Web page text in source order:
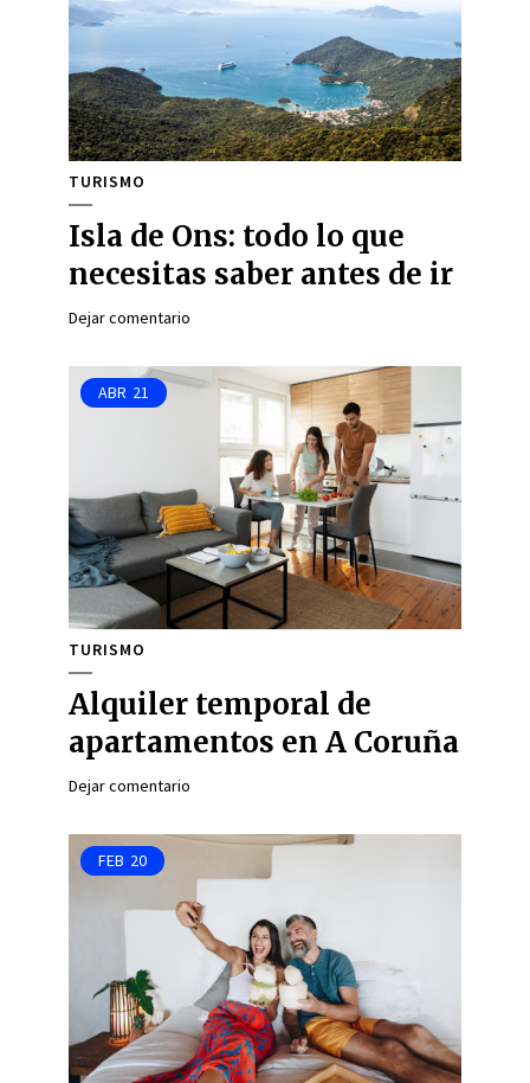
TURISMO
Isla de Ons: todo lo que
necesitas saber antes de ir
Dejar comentario
ABR 21
TURISMO
Alquiler temporal de
apartamentos en A Coruña
Dejar comentario
FEB 20